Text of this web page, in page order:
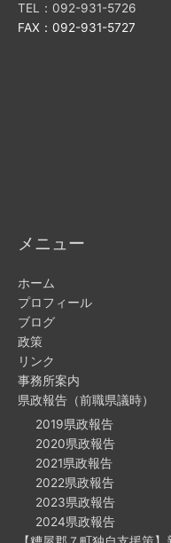
TEL：092-931-5726
FAX：092-931-5727
メニュー
ホーム
プロフィール
ブログ
政策
リンク
事務所案内
県政報告（前職県議時）
2019県政報告
2020県政報告
2021県政報告
2022県政報告
2023県政報告
2024県政報告